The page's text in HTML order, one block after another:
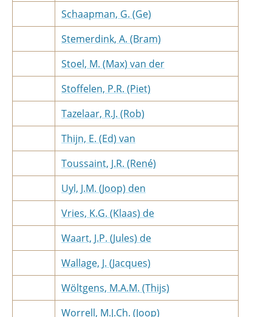
Schaapman, G. (Ge)
Stemerdink, A. (Bram)
Stoel, M. (Max) van der
Stoffelen, P.R. (Piet)
Tazelaar, R.J. (Rob)
Thijn, E. (Ed) van
Toussaint, J.R. (René)
Uyl, J.M. (Joop) den
Vries, K.G. (Klaas) de
Waart, J.P. (Jules) de
Wallage, J. (Jacques)
Wöltgens, M.A.M. (Thijs)
Worrell, M.J.Ch. (Joop)